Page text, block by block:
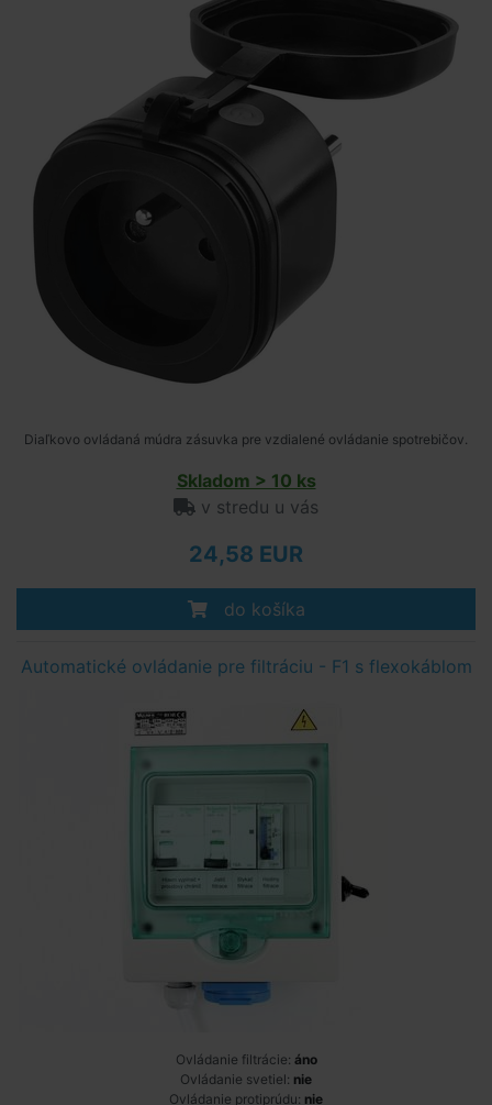
Diaľkovo ovládaná múdra zásuvka pre vzdialené ovládanie spotrebičov.
Skladom > 10 ks
v stredu u vás
24,58 EUR
do košíka
Automatické ovládanie pre filtráciu - F1 s flexokáblom
Ovládanie filtrácie: áno
Ovládanie svetiel: nie
Ovládanie protiprúdu: nie